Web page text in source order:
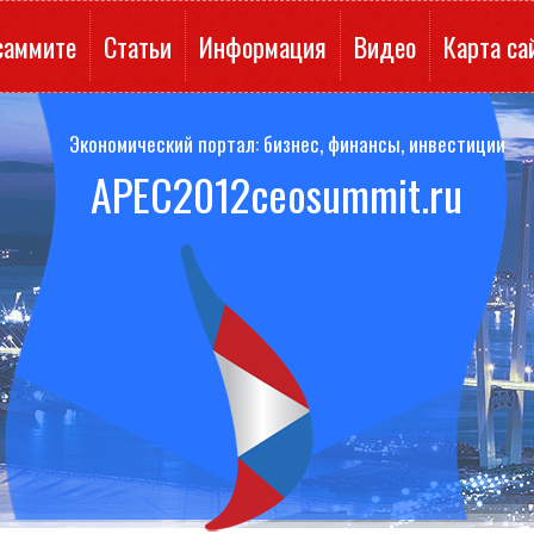
Статьи Информация Видео Карта
APEC2012ceosummit.ru
Экономический портал: бизнес, финансы, инвестиции